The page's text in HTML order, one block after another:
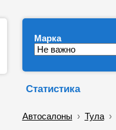
Марка
Статистика
Автосалоны › Тула›